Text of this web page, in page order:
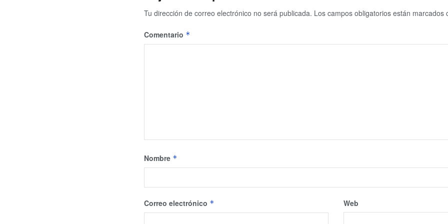
Tu dirección de correo electrónico no será publicada. Los campos obligatorios están marcados
Comentario *
Nombre *
Correo electrónico * Web